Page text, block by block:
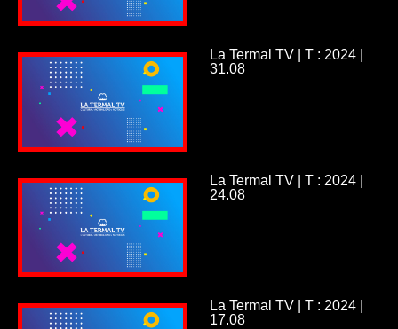
La Termal TV | T : 2024 |
31.08
La Termal TV | T : 2024 |
24.08
La Termal TV | T : 2024 |
17.08